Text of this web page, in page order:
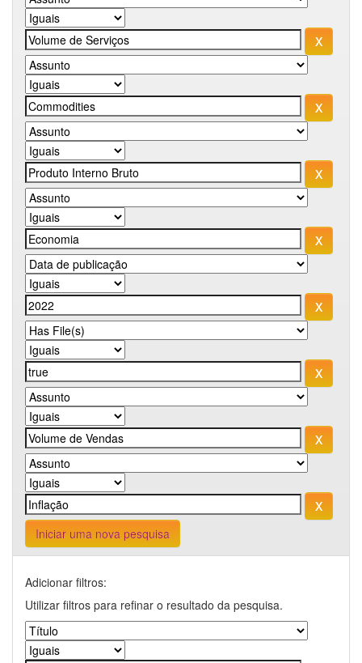
Iniciar uma nova pesquisa
Adicionar filtros:
Utilizar filtros para refinar o resultado da pesquisa.